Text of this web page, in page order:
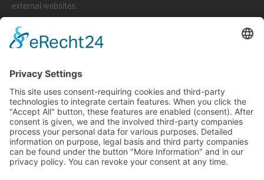
external websites.
Legal matters
Privacy policy
Terms and conditions
Return & Refund Policy
Support
+49 6074 628 011